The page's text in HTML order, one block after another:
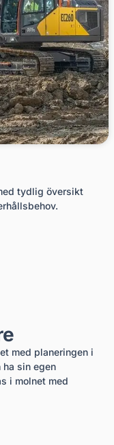
tydlig översikt
med planeringen i
ha sin egen
i molnet med